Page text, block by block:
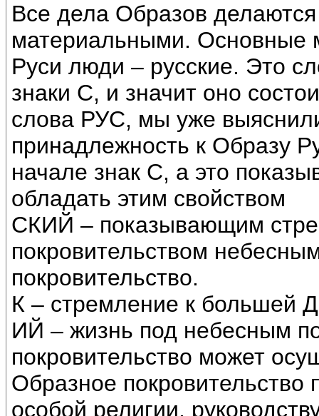
Все дела Образов
материальными. Основные
Руси люди – русские. Это
знаки С, и значит оно
слова РУС, мы уже
принадлежность к Образу
начале знак С, а это
обладать этим свойством
СКИЙ – показывающим
покровительством
покровительство.
К – стремление к большей
ИЙ – жизнь под небесным
покровительство может
Образное покровительство
особой религии,